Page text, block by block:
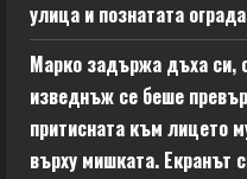
улица и познатата
Марко задържа дъха си,
изведнъж се беше
притисната към лицето
върху мишката. Екранът